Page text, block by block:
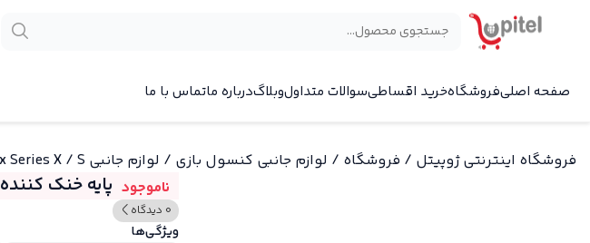
صفحه اصلیفروشگاهخرید اقساطیسوالات متداولوبلاگدرباره ماتماس با ما
فروشگاه اینترنتی ژوپیتل / فروشگاه / لوازم جانبی کنسول بازی / لوازم جانبی Xbox Series X / S
ناموجود پایه خنک کننده Dobe مدل TYX-0658 برای Xbox Series S
0 دیدگاه
ویژگی‌ها